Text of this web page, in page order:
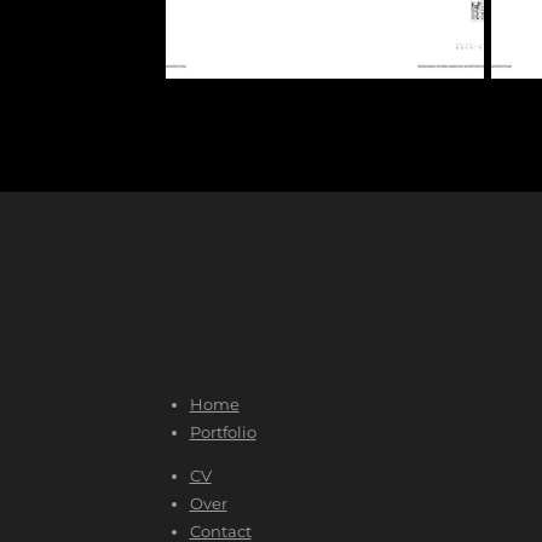
Home
Portfolio
CV
Over
Contact